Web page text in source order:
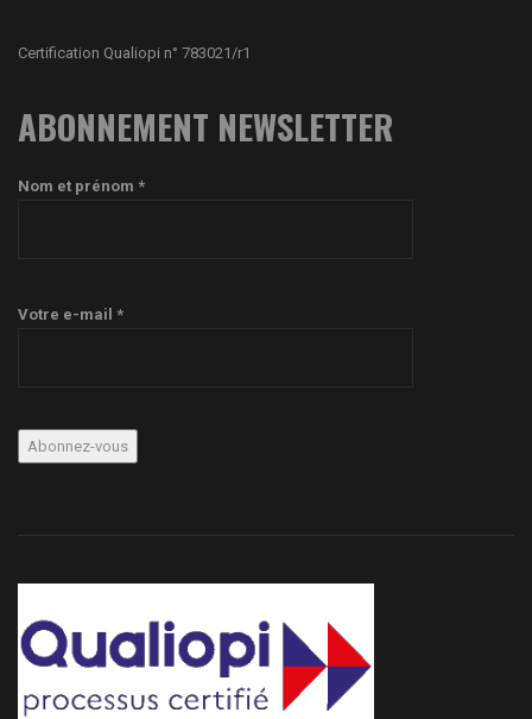
Certification Qualiopi n° 783021/r1
ABONNEMENT NEWSLETTER
Nom et prénom *
Votre e-mail *